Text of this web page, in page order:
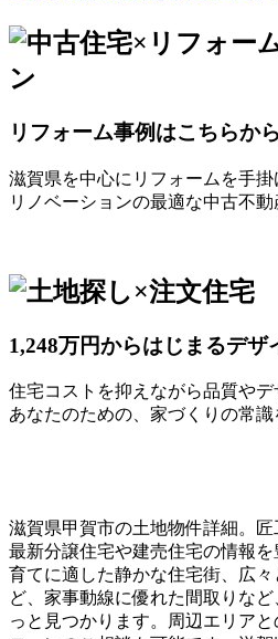
リフォーム事例はこちらか
滋賀県を中心にリフォームを手掛
リノベーションの最適な中古不動
1,248万円からはじまるデザ
住宅コストを抑えながら品質や
あなたのための、家づくりの常識
滋賀県甲賀市の土地物件詳細。
最新分譲住宅や建売住宅の情報
育てに適した静かな住宅街、広
ど、家事動線に優れた間取りな
っと見つかります。周辺エリア